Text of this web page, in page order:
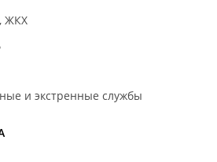
ЖКХ
и экстренные службы